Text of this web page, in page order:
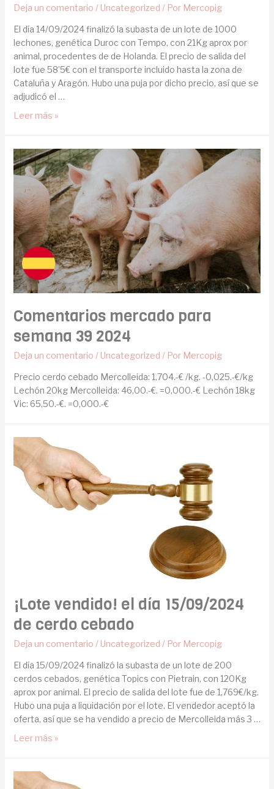
Deja un comentario / Uncategorized / Por Mercopig
El día 14/09/2024 finalizó la subasta de un lote de 1000
lechones, genética Duroc con Tempo, con 21Kg aprox por
animal, procedentes de de Holanda. El precio de salida del
lote fue 58’5€ con el transporte incluido hasta la zona de
Cataluña y Aragón. Hubo una puja por dicho precio, así que se
adjudicó el …
Leer más »
Comentarios mercado para
semana 39 2024
Deja un comentario / Uncategorized / Por Mercopig
Precio cerdo cebado Mercolleida: 1,704.-€ /kg. -0,025.-€/kg
Lechón 20kg Mercolleida: 46,00.-€. =0,000.-€ Lechón 18kg
Vic: 65,50.-€. =0,000.-€
¡Lote vendido! el día 15/09/2024
de cerdo cebado
Deja un comentario / Uncategorized / Por Mercopig
El día 15/09/2024 finalizó la subasta de un lote de 200
cerdos cebados, genética Topics con Pietrain, con 120Kg
aprox por animal. El precio de salida del lote fue de 1,769€/kg.
Hubo una puja a liquidación por el lote. El vendedor aceptó la
oferta, así que se ha vendido a precio de Mercolleida más 3 …
Leer más »